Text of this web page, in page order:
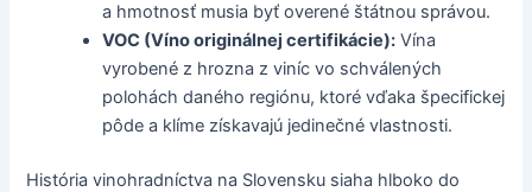
a hmotnosť musia byť overené štátnou správou.
VOC (Víno originálnej certifikácie): Vína
vyrobené z hrozna z viníc vo schválených
polohách daného regiónu, ktoré vďaka špecifickej
pôde a klíme získavajú jedinečné vlastnosti.
História vinohradníctva na Slovensku siaha hlboko do